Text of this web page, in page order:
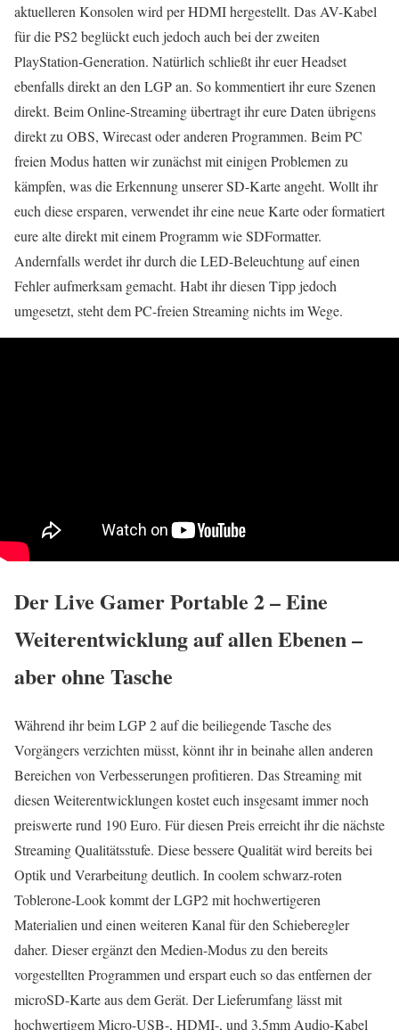
aktuelleren Konsolen wird per HDMI hergestellt. Das AV-Kabel
für die PS2 beglückt euch jedoch auch bei der zweiten
PlayStation-Generation. Natürlich schließt ihr euer Headset
ebenfalls direkt an den LGP an. So kommentiert ihr eure Szenen
direkt. Beim Online-Streaming übertragt ihr eure Daten übrigens
direkt zu OBS, Wirecast oder anderen Programmen. Beim PC
freien Modus hatten wir zunächst mit einigen Problemen zu
kämpfen, was die Erkennung unserer SD-Karte angeht. Wollt ihr
euch diese ersparen, verwendet ihr eine neue Karte oder formatiert
eure alte direkt mit einem Programm wie SDFormatter.
Andernfalls werdet ihr durch die LED-Beleuchtung auf einen
Fehler aufmerksam gemacht. Habt ihr diesen Tipp jedoch
umgesetzt, steht dem PC-freien Streaming nichts im Wege.
Der Live Gamer Portable 2 – Eine
Weiterentwicklung auf allen Ebenen –
aber ohne Tasche
Während ihr beim LGP 2 auf die beiliegende Tasche des
Vorgängers verzichten müsst, könnt ihr in beinahe allen anderen
Bereichen von Verbesserungen profitieren. Das Streaming mit
diesen Weiterentwicklungen kostet euch insgesamt immer noch
preiswerte rund 190 Euro. Für diesen Preis erreicht ihr die nächste
Streaming Qualitätsstufe. Diese bessere Qualität wird bereits bei
Optik und Verarbeitung deutlich. In coolem schwarz-roten
Toblerone-Look kommt der LGP2 mit hochwertigeren
Materialien und einen weiteren Kanal für den Schieberegler
daher. Dieser ergänzt den Medien-Modus zu den bereits
vorgestellten Programmen und erspart euch so das entfernen der
microSD-Karte aus dem Gerät. Der Lieferumfang lässt mit
hochwertigem Micro-USB-, HDMI-, und 3,5mm Audio-Kabel